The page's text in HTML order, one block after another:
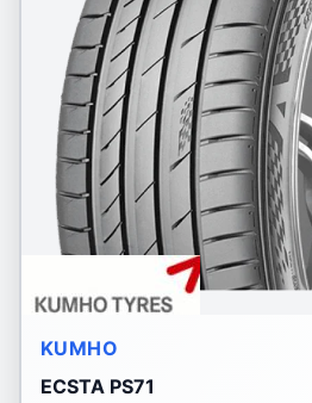
KUMHO
ECSTA PS71